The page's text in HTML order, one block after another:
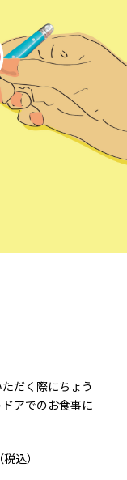
だく際にちょう
アでのお食事に
込）